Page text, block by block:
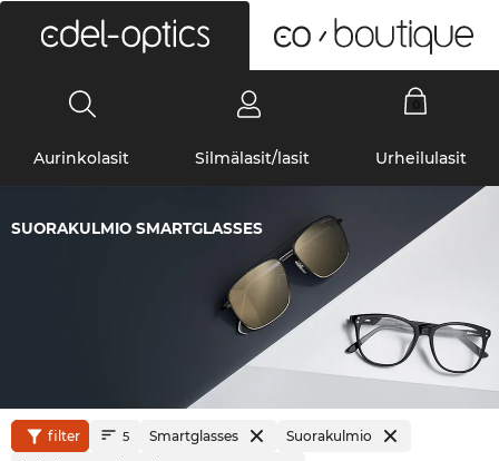
Aurinkolasit Silmälasit/lasit Urheilulasit
SUORAKULMIO SMARTGLASSES
filter 5 Smartglasses Suorakulmio